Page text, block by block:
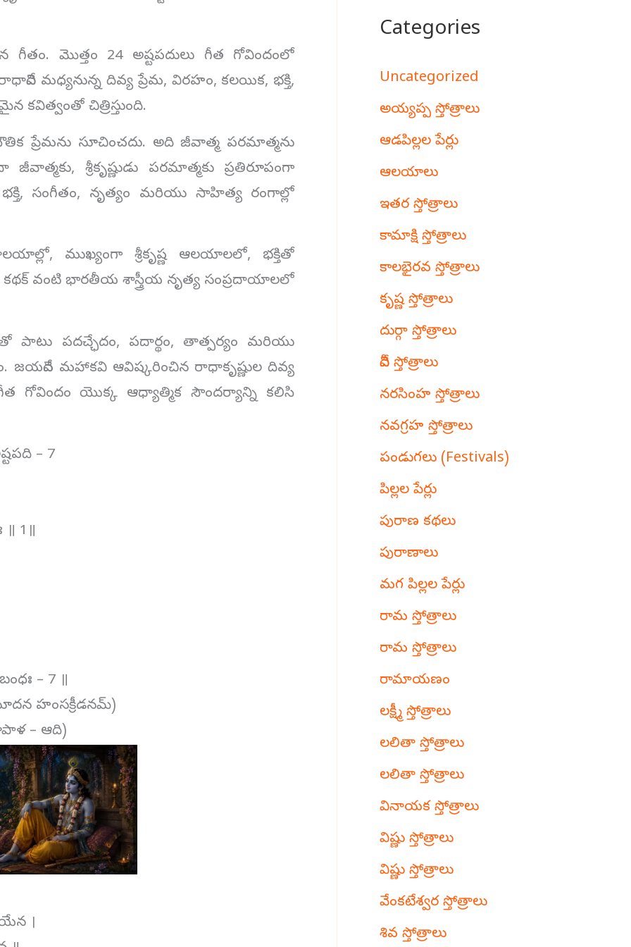
మొత్తం 24 అష్టపదులు గీత గోవిందంలో
మధ్యనున్న దివ్య ప్రేమ, విరహం, కలయిక, భక్తి,
కవిత్వంతో చిత్రిస్తుంది.
ప్రేమను సూచించదు. అది జీవాత్మ పరమాత్మను
శ్రీకృష్ణుడు పరమాత్మకు ప్రతిరూపంగా
సంగీతం, నృత్యం మరియు సాహిత్య రంగాల్లో
ముఖ్యంగా శ్రీకృష్ణ ఆలయాలలో, భక్తితో
కథక్ వంటి భారతీయ శాస్త్రీయ నృత్య సంప్రదాయాలలో
పాటు పదచ్ఛేదం, పదార్థం, తాత్పర్యం మరియు
జయదేవ మహాకవి ఆవిష్కరించిన రాధాకృష్ణుల దివ్య
గోవిందం యొక్క ఆధ్యాత్మిక సౌందర్యాన్ని కలిసి
– 7
1॥
– 7 ॥
హంసక్రీడనమ్‌)
– ఆది)
।
Categories
Uncategorized
అయ్యప్ప స్తోత్రాలు
ఆడపిల్లల పేర్లు
ఆలయాలు
ఇతర స్తోత్రాలు
కామాక్షి స్తోత్రాలు
కాలభైరవ స్తోత్రాలు
కృష్ణ స్తోత్రాలు
దుర్గా స్తోత్రాలు
దేవీ స్తోత్రాలు
నరసింహ స్తోత్రాలు
నవగ్రహ స్తోత్రాలు
పండుగలు (Festivals)
పిల్లల పేర్లు
పురాణ కథలు
పురాణాలు
మగ పిల్లల పేర్లు
రామ స్తోత్రాలు
రామ స్తోత్రాలు
రామాయణం
లక్ష్మీ స్తోత్రాలు
లలితా స్తోత్రాలు
లలితా స్తోత్రాలు
వినాయక స్తోత్రాలు
విష్ణు స్తోత్రాలు
విష్ణు స్తోత్రాలు
వేంకటేశ్వర స్తోత్రాలు
శివ స్తోత్రాలు